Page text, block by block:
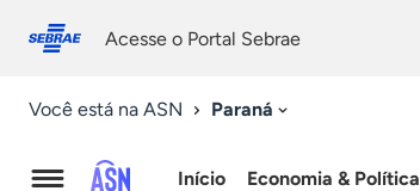
conosco
Acesse o Portal Sebrae
Você está na ASN Paraná
Início Economia & Política